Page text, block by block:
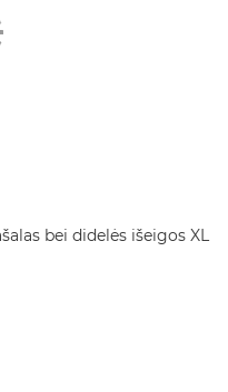
bei didelės išeigos XL